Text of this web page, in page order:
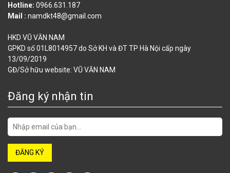
Hotline: 0966.631.187
Mail : namdkt48@gmail.com
HKD VŨ VĂN NAM
GPKD số 01L8014957 do Sở KH và ĐT TP Hà Nội cấp ngày
13/09/2019
GĐ/Sở hữu website: VŨ VĂN NAM
Đăng ký nhận tin